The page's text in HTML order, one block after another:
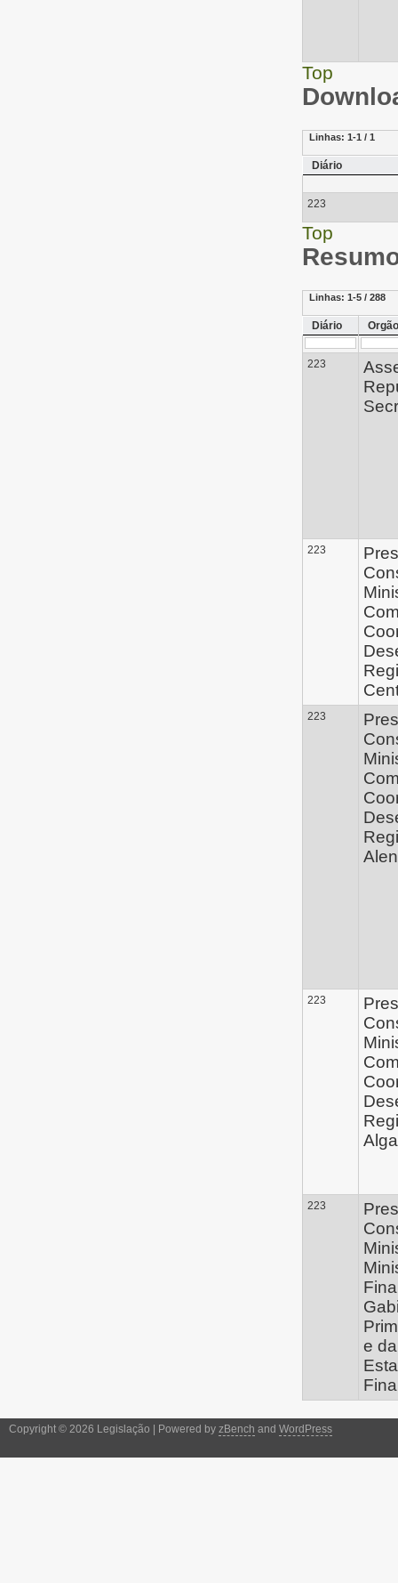
Top
Linhas: 1-1 / 1
Diário
223
Top
Linhas: 1-5 / 288
Diário Orgão
223
223
223
223
223
e
Copyright © 2026 Legislação | Powered by zBench and WordPress